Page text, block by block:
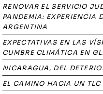
RENOVAR EL SERVICIO
PANDEMIA: EXPERIENCIA
ARGENTINA
EXPECTATIVAS EN LAS
CUMBRE CLIMÁTICA EN
NICARAGUA, DEL
EL CAMINO HACIA UN TLC